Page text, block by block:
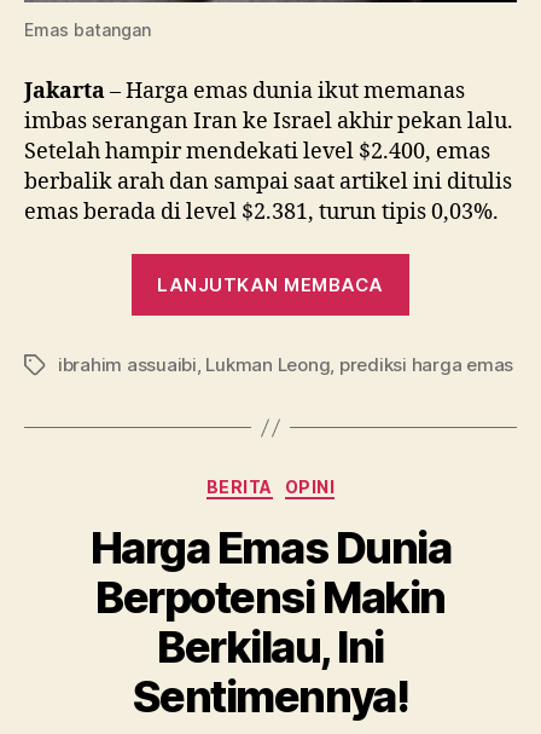
Emas batangan
Jakarta– Harga emas dunia ikut memanas
imbas serangan Iran ke Israel akhir pekan lalu.
Setelah hampir mendekati level $2.400, emas
berbalik arah dan sampai saat artikel ini ditulis
emas berada di level $2.381, turun tipis 0,03%.
LANJUTKAN MEMBACA
Disebut
Bertahan
Tag ibrahim assuaibi, Lukman Leong, prediksi harga emas
Kategori
BERITA OPINI
Harga Emas Dunia
Berpotensi Makin
Berkilau, Ini
Sentimennya!